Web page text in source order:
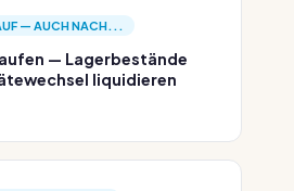
— AUCH NACH...
— Lagerbestände
liquidieren